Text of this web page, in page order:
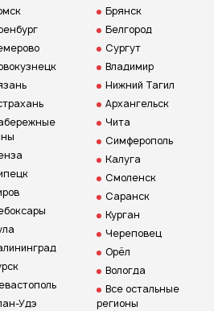
Удэ
Брянск
Белгород
Сургут
Владимир
Нижний Тагил
Архангельск
Чита
Симферополь
Калуга
Смоленск
Саранск
Курган
Череповец
Орёл
Вологда
Все остальные
регионы